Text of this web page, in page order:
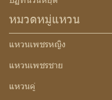
หมวดหมู่แหวน
แหวนเพชรหญิง
แหวนเพชรชาย
แหวนคู่